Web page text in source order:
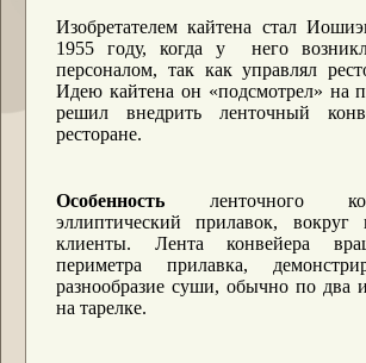
Изобретателем кайтена стал
1955 году, когда у него
персоналом, так как управлял
Идею кайтена он «подсмотрел» на
решил внедрить ленточный
ресторане.
Особенность ленточного
эллиптический прилавок, вокруг
клиенты. Лента конвейера
периметра прилавка,
разнообразие суши, обычно по два
на тарелке.